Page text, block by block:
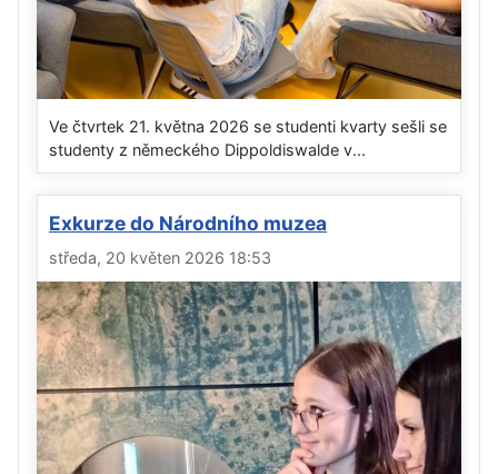
Ve čtvrtek 21. května 2026 se studenti kvarty sešli se
studenty z německého Dippoldiswalde v...
Exkurze do Národního muzea
středa, 20 květen 2026 18:53